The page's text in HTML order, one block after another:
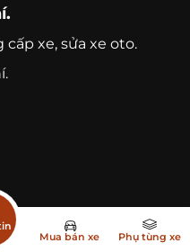
cấp xe, sửa xe oto.
Reserved. Design by
Mua bán xe
Phụ tùng xe